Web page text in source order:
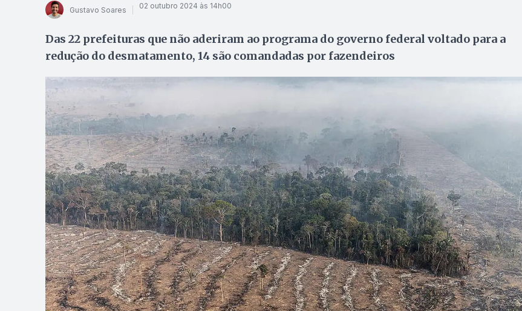
Gustavo Soares 02 outubro 2024 às 14h00
Das 22 prefeituras que não aderiram ao programa do governo federal voltado para a
redução do desmatamento, 14 são comandadas por fazendeiros